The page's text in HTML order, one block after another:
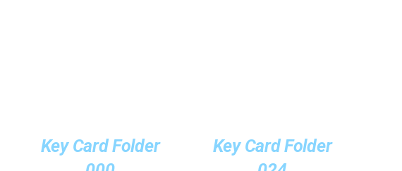
Key Card Folder
Key Card Folder